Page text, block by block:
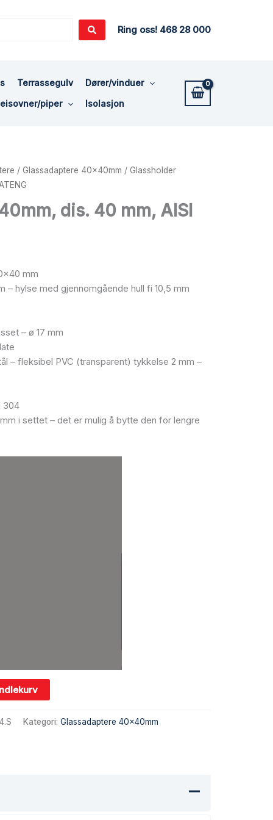
Ring oss! 468 28 000
Terrassegulv
Dører/vinduer
piper
Isolasjon
/ Glassadaptere 40x40mm / Glassholder
dis. 40 mm, AISI
mm
– hylse med gjennomgående hull fi 10,5 mm
– ø 17 mm
– fleksibel PVC (transparent) tykkelse 2 mm –
304
i settet – det er mulig å bytte den for lengre
Kategori: Glassadaptere 40x40mm